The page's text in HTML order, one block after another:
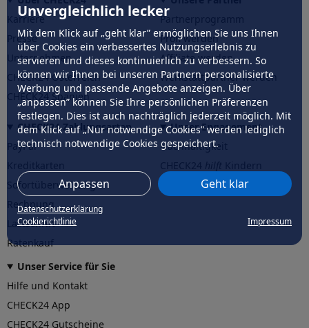
Unvergleichlich lecker
Mit dem Klick auf „geht klar” ermöglichen Sie uns Ihnen
über Cookies ein verbessertes Nutzungserlebnis zu
servieren und dieses kontinuierlich zu verbessern. So
können wir Ihnen bei unseren Partnern personalisierte
Werbung und passende Angebote anzeigen. Über
„anpassen” können Sie Ihre persönlichen Präferenzen
festlegen. Dies ist auch nachträglich jederzeit möglich. Mit
dem Klick auf „Nur notwendige Cookies” werden lediglich
technisch notwendige Cookies gespeichert.
Anpassen Geht klar
Datenschutzerklärung
Cookierichtlinie
Impressum
Karriere
Presse
Unternehmen
CHECK24 Österreich
CHECK24 Spanien
Partnerprogramm
Profi werden
Affiliate werden
Werkstattpartner werden
CHECK24 Zahlungsarten
PayPal
Sofortüberweisung
Rechnung
Lastschrift
Ratenkauf
Unser Engagement
Nachhaltigkeit
CHECK24hilftder Natur
Unser Service für Sie
Hilfe und Kontakt
CHECK24 App
CHECK24 Gutscheine